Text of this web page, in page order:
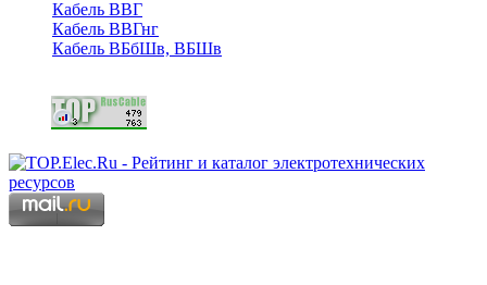
Кабель ВВГ
Кабель ВВГнг
Кабель ВБбШв, ВБШв